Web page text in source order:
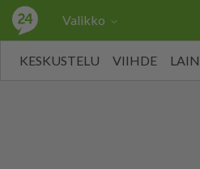
Valikko
KESKUSTELU VIIHDE